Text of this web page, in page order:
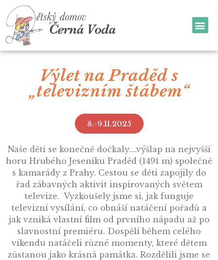
Výlet na Praděd s
„televizním štábem“
8.-9.11.2025
Naše děti se konečně dočkaly….výšlap na nejvyšší
horu Hrubého Jeseníku Praděd (1491 m) společně
s kamarády z Prahy. Cestou se děti zapojily do
řad zábavných aktivit inspirovaných světem
televize. Vyzkoušely jsme si, jak funguje
televizní vysílání, co obnáší natáčení pořadů a
jak vzniká vlastní film od prvního nápadu až po
slavnostní premiéru. Dospělí během celého
víkendu natáčeli různé momenty, které dětem
zůstanou jako krásná památka. Rozdělili jsme se